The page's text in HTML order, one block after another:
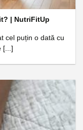
| NutriFitUp
cel puțin o dată cu
[...]